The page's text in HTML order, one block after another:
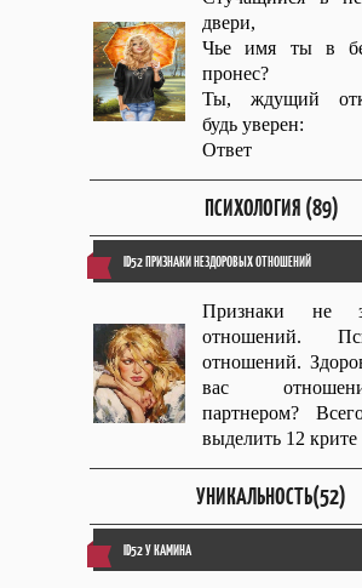
двери,
Чье имя ты в
пронес?
Ты, ждущий
будь уверен:
Ответ
ПСИХОЛОГИЯ (89)
ID52 ПРИЗНАКИ НЕЗДОРОВЫХ ОТНОШЕНИЙ
Признаки не
отношений.
отношений.
вас
партнером?
выделить 12 крите
УНИКАЛЬНОСТЬ(52)
ID52 У КАМИНА